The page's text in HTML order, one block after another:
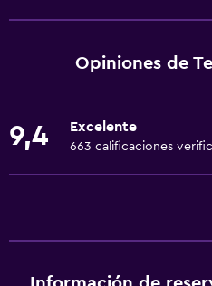
Wifi gratis
Extinguidor
Opiniones de
9,4 Excelente
663 calificaciones